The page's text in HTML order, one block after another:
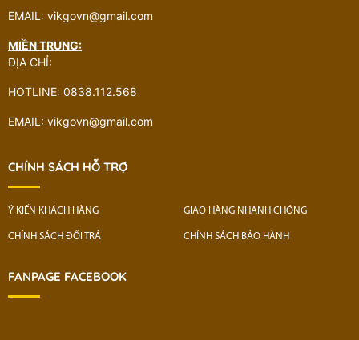
EMAIL: vikgovn@gmail.com
MIỀN TRUNG:
ĐỊA CHỈ:
HOTLINE: 0838.112.568
EMAIL: vikgovn@gmail.com
CHÍNH SÁCH HỖ TRỢ
Ý KIẾN KHÁCH HÀNG GIAO HÀNG NHANH CHÓNG
CHÍNH SÁCH ĐỔI TRẢ CHÍNH SÁCH BẢO HÀNH
FANPAGE FACEBOOK